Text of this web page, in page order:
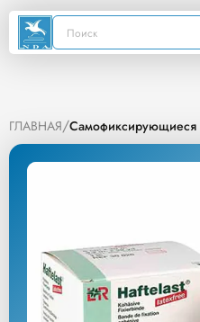
ГЛАВНАЯ/Самофиксирующиеся